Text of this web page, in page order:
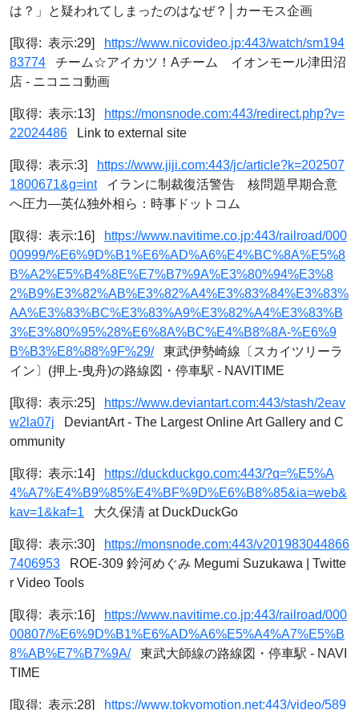
は？」と疑われてしまったのはなぜ？│カーモス企画
[取得: 表示:29]
https://www.nicovideo.jp:443/watch/sm194
83774 チーム☆アイカツ！Aチーム イオンモール津田沼
店 - ニコニコ動画
[取得: 表示:13]
https://monsnode.com:443/redirect.php?v=
22024486 Link to external site
[取得: 表示:3]
https://www.jiji.com:443/jc/article?k=202507
1800671&g=intイランに制裁復活警告 核問題早期合意
へ圧力―英仏独外相ら：時事ドットコム
[取得: 表示:16]
https://www.navitime.co.jp:443/railroad/000
00999/%E6%9D%B1%E6%AD%A6%E4%BC%8A%E5%8
B%A2%E5%B4%8E%E7%B7%9A%E3%80%94%E3%8
2%B9%E3%82%AB%E3%82%A4%E3%83%84%E3%83%
AA%E3%83%BC%E3%83%A9%E3%82%A4%E3%83%B
3%E3%80%95%28%E6%8A%BC%E4%B8%8A-%E6%9
B%B3%E8%88%9F%29/東武伊勢崎線〔スカイツリーラ
イン〕(押上-曳舟)の路線図・停車駅 - NAVITIME
[取得: 表示:25]
https://www.deviantart.com:443/stash/2eav
w2la07j DeviantArt - The Largest Online Art Gallery and C
ommunity
[取得: 表示:14]
https://duckduckgo.com:443/?q=%E5%A
4%A7%E4%B9%85%E4%BF%9D%E6%B8%85&ia=web&
kav=1&kaf=1 大久保清 at DuckDuckGo
[取得: 表示:30]
https://monsnode.com:443/v201983044866
7406953 ROE-309 鈴河めぐみ Megumi Suzukawa | Twitte
r Video Tools
[取得: 表示:16]
https://www.navitime.co.jp:443/railroad/000
00807/%E6%9D%B1%E6%AD%A6%E5%A4%A7%E5%B
8%AB%E7%B7%9A/東武大師線の路線図・停車駅 - NAVI
TIME
[取得: 表示:28] https://www.tokyomotion.net:443/video/589